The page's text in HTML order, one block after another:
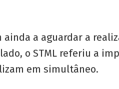
a aguardar a
o STML referiu a
em simultâneo.